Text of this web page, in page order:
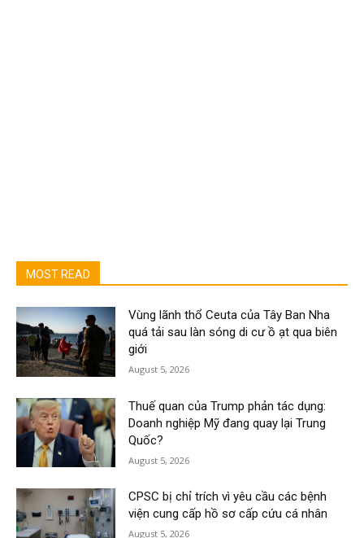
MOST READ
Vùng lãnh thổ Ceuta của Tây Ban Nha
quá tải sau làn sóng di cư ồ ạt qua biên
giới
August 5, 2026
Thuế quan của Trump phản tác dụng:
Doanh nghiệp Mỹ đang quay lại Trung
Quốc?
August 5, 2026
CPSC bị chỉ trích vì yêu cầu các bệnh
viện cung cấp hồ sơ cấp cứu cá nhân
August 5, 2026